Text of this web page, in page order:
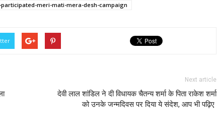
meri-mati-mera-desh-campaign
Next article
देवी लाल शांडिल ने दी विधायक चैतन्य शर्मा के पिता राकेश शर्मा
को उनके जन्मदिवस पर दिया ये संदेश, आप भी पढ़िए